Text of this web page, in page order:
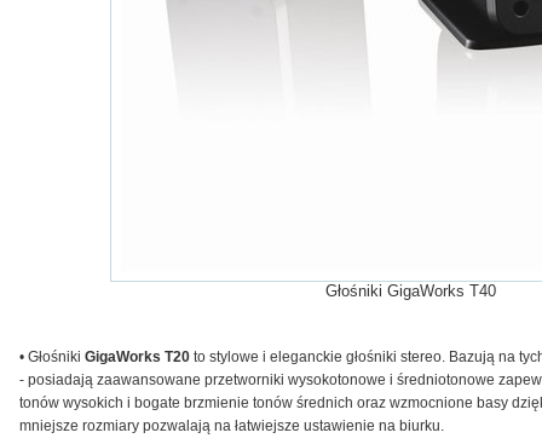
Głośniki GigaWorks T40
• Głośniki GigaWorks T20 to stylowe i eleganckie głośniki stereo. Bazują na
- posiadają zaawansowane przetworniki wysokotonowe i średniotonowe
tonów wysokich i bogate brzmienie tonów średnich oraz wzmocnione basy
mniejsze rozmiary pozwalają na łatwiejsze ustawienie na biurku.